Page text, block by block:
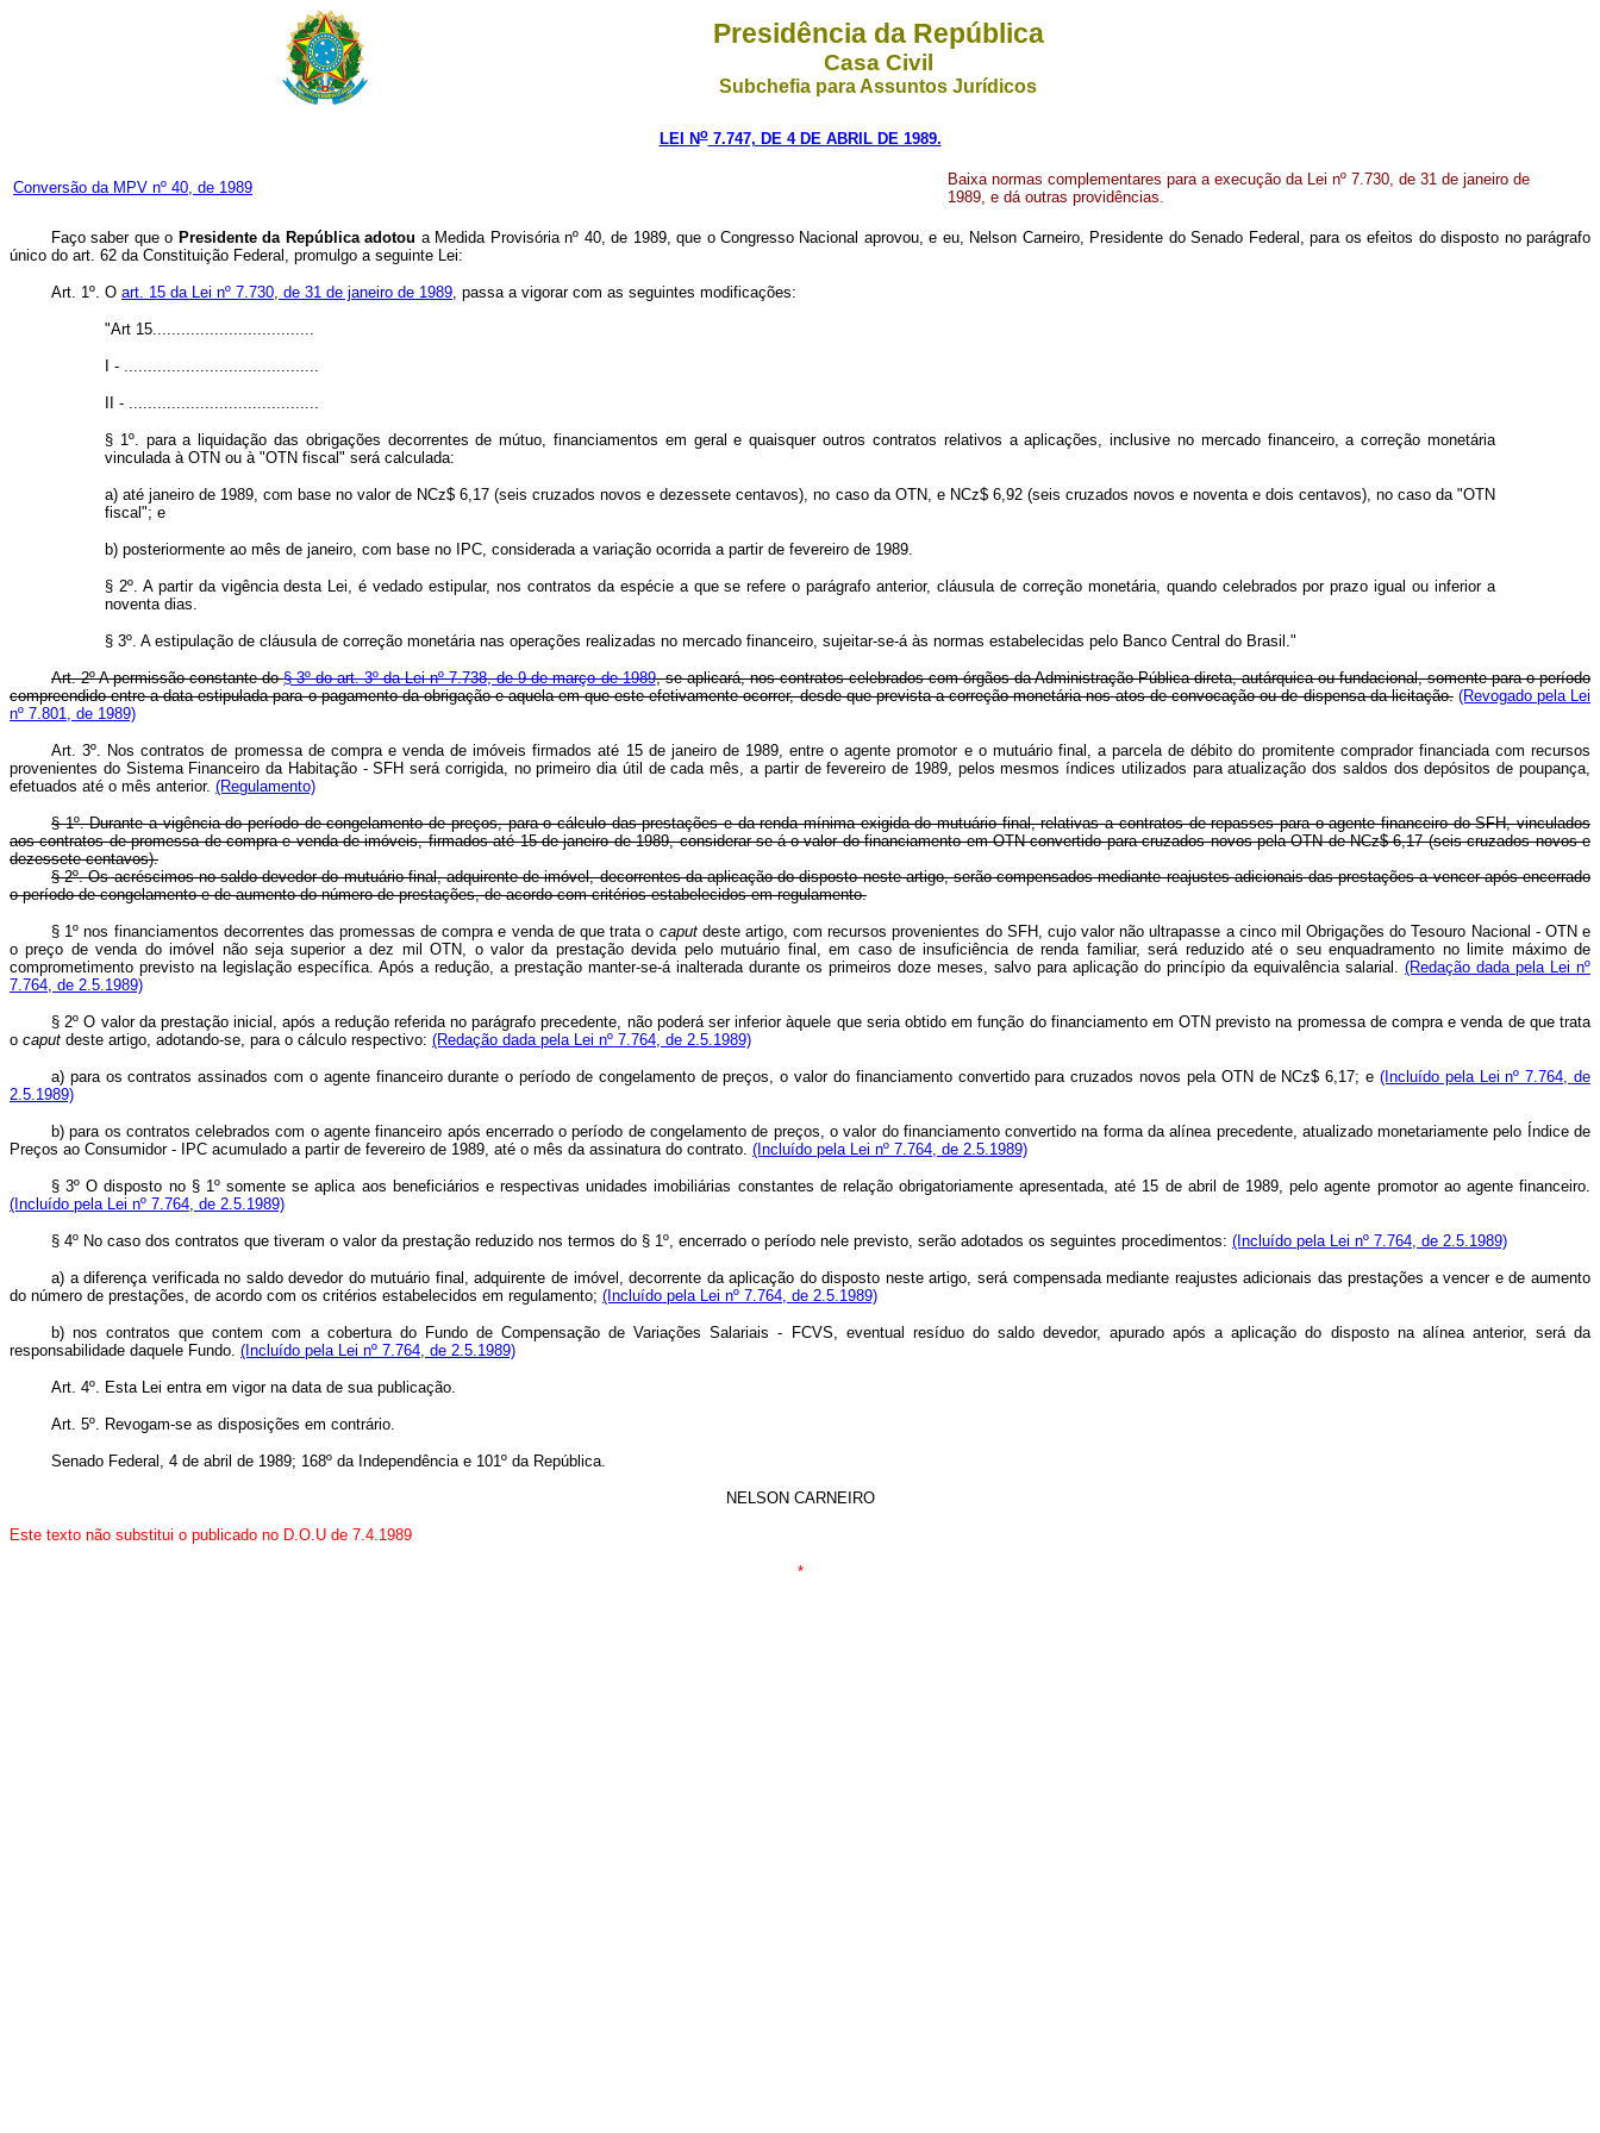
Presidência da República
Casa Civil
Subchefia para Assuntos Jurídicos
LEI No7.747, DE 4 DE ABRIL DE 1989.
Conversão da MPV nº 40, de 1989
Baixa normas complementares para a execução da Lei nº 7.730, de 31 de janeiro de
1989, e dá outras providências.
Faço saber que o Presidente da República adotou a Medida Provisória nº 40, de 1989, que o Congresso Nacional aprovou, e eu, Nelson Carneiro, Presidente do Senado Federal, para os efeitos do disposto no parágrafo
único do art. 62 da Constituição Federal, promulgo a seguinte Lei:
Art. 1º. O art. 15 da Lei nº 7.730, de 31 de janeiro de 1989, passa a vigorar com as seguintes modificações:
"Art 15..................................
I - .........................................
II - ........................................
§ 1º. para a liquidação das obrigações decorrentes de mútuo, financiamentos em geral e quaisquer outros contratos relativos a aplicações, inclusive no mercado financeiro, a correção monetária
vinculada à OTN ou à "OTN fiscal" será calculada:
a) até janeiro de 1989, com base no valor de NCz$ 6,17 (seis cruzados novos e dezessete centavos), no caso da OTN, e NCz$ 6,92 (seis cruzados novos e noventa e dois centavos), no caso da "OTN
fiscal"; e
b) posteriormente ao mês de janeiro, com base no IPC, considerada a variação ocorrida a partir de fevereiro de 1989.
§ 2º. A partir da vigência desta Lei, é vedado estipular, nos contratos da espécie a que se refere o parágrafo anterior, cláusula de correção monetária, quando celebrados por prazo igual ou inferior a
noventa dias.
§ 3º. A estipulação de cláusula de correção monetária nas operações realizadas no mercado financeiro, sujeitar-se-á às normas estabelecidas pelo Banco Central do Brasil."
Art. 2º A permissão constante do§ 3º do art. 3º da Lei nº 7.738, de 9 de março de 1989, se aplicará, nos contratos celebrados com órgãos da Administração Pública direta, autárquica ou fundacional, somente para o período
compreendido entre a data estipulada para o pagamento da obrigação e aquela em que este efetivamente ocorrer, desde que prevista a correção monetária nos atos de convocação ou de dispensa da licitação. (Revogado pela Lei
nº 7.801, de 1989)
Art. 3º. Nos contratos de promessa de compra e venda de imóveis firmados até 15 de janeiro de 1989, entre o agente promotor e o mutuário final, a parcela de débito do promitente comprador financiada com recursos
provenientes do Sistema Financeiro da Habitação - SFH será corrigida, no primeiro dia útil de cada mês, a partir de fevereiro de 1989, pelos mesmos índices utilizados para atualização dos saldos dos depósitos de poupança,
efetuados até o mês anterior. (Regulamento)
§ 1º. Durante a vigência do período de congelamento de preços, para o cálculo das prestações e da renda mínima exigida do mutuário final, relativas a contratos de repasses para o agente financeiro do SFH, vinculados
aos contratos de promessa de compra e venda de imóveis, firmados até 15 de janeiro de 1989, considerar-se-á o valor do financiamento em OTN convertido para cruzados novos pela OTN de NCz$ 6,17 (seis cruzados novos e
dezessete centavos).
§ 2º. Os acréscimos no saldo devedor do mutuário final, adquirente de imóvel, decorrentes da aplicação do disposto neste artigo, serão compensados mediante reajustes adicionais das prestações a vencer após encerrado
o período de congelamento e de aumento do número de prestações, de acordo com critérios estabelecidos em regulamento.
§ 1º nos financiamentos decorrentes das promessas de compra e venda de que trata o caput deste artigo, com recursos provenientes do SFH, cujo valor não ultrapasse a cinco mil Obrigações do Tesouro Nacional - OTN e
o preço de venda do imóvel não seja superior a dez mil OTN, o valor da prestação devida pelo mutuário final, em caso de insuficiência de renda familiar, será reduzido até o seu enquadramento no limite máximo de
comprometimento previsto na legislação específica. Após a redução, a prestação manter-se-á inalterada durante os primeiros doze meses, salvo para aplicação do princípio da equivalência salarial. (Redação dada pela Lei nº
7.764, de 2.5.1989)
§ 2º O valor da prestação inicial, após a redução referida no parágrafo precedente, não poderá ser inferior àquele que seria obtido em função do financiamento em OTN previsto na promessa de compra e venda de que trata
o caput deste artigo, adotando-se, para o cálculo respectivo: (Redação dada pela Lei nº 7.764, de 2.5.1989)
a) para os contratos assinados com o agente financeiro durante o período de congelamento de preços, o valor do financiamento convertido para cruzados novos pela OTN de NCz$ 6,17; e (Incluído pela Lei nº 7.764, de
2.5.1989)
b) para os contratos celebrados com o agente financeiro após encerrado o período de congelamento de preços, o valor do financiamento convertido na forma da alínea precedente, atualizado monetariamente pelo Índice de
Preços ao Consumidor - IPC acumulado a partir de fevereiro de 1989, até o mês da assinatura do contrato. (Incluído pela Lei nº 7.764, de 2.5.1989)
§ 3º O disposto no § 1º somente se aplica aos beneficiários e respectivas unidades imobiliárias constantes de relação obrigatoriamente apresentada, até 15 de abril de 1989, pelo agente promotor ao agente financeiro.
(Incluído pela Lei nº 7.764, de 2.5.1989)
§ 4º No caso dos contratos que tiveram o valor da prestação reduzido nos termos do § 1º, encerrado o período nele previsto, serão adotados os seguintes procedimentos: (Incluído pela Lei nº 7.764, de 2.5.1989)
a) a diferença verificada no saldo devedor do mutuário final, adquirente de imóvel, decorrente da aplicação do disposto neste artigo, será compensada mediante reajustes adicionais das prestações a vencer e de aumento
do número de prestações, de acordo com os critérios estabelecidos em regulamento; (Incluído pela Lei nº 7.764, de 2.5.1989)
b) nos contratos que contem com a cobertura do Fundo de Compensação de Variações Salariais - FCVS, eventual resíduo do saldo devedor, apurado após a aplicação do disposto na alínea anterior, será da
responsabilidade daquele Fundo. (Incluído pela Lei nº 7.764, de 2.5.1989)
Art. 4º. Esta Lei entra em vigor na data de sua publicação.
Art. 5º. Revogam-se as disposições em contrário.
Senado Federal, 4 de abril de 1989; 168º da Independência e 101º da República.
NELSON CARNEIRO
Este texto não substitui o publicado no D.O.U de 7.4.1989
*